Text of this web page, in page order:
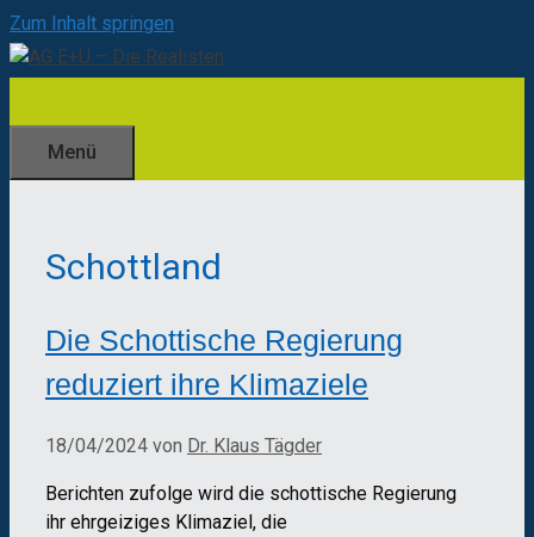
Zum Inhalt springen
Menü
Schottland
Die Schottische Regierung
reduziert ihre Klimaziele
18/04/2024 von Dr. Klaus Tägder
Berichten zufolge wird die schottische Regierung
ihr ehrgeiziges Klimaziel, die